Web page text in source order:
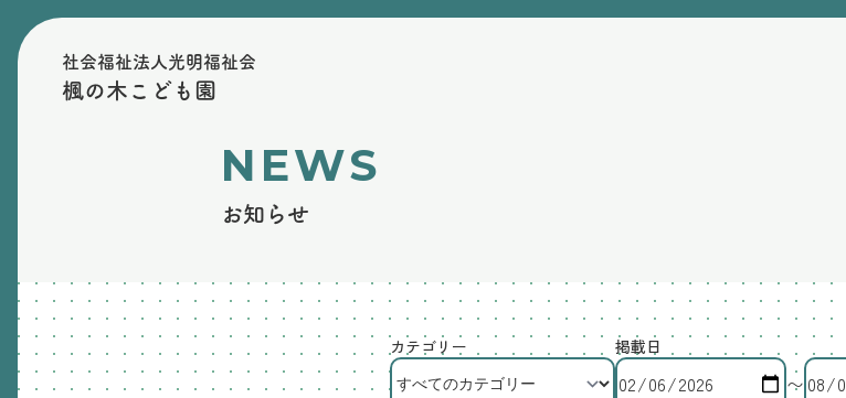
社会福祉法人光明福祉会
楓の木こども園
NEWS
お知らせ
カテゴリー 掲載日
〜